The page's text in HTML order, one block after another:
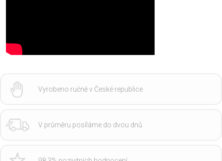
Vyrobeno ručně v České republice
V průměru posíláme do dvou dnů